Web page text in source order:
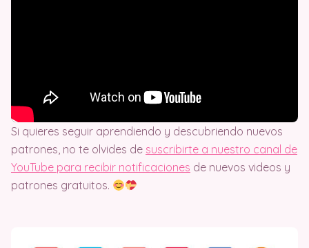
Si quieres seguir aprendiendo y descubriendo nuevos
patrones, no te olvides de suscribirte a nuestro canal de
YouTube para recibir notificaciones de nuevos videos y
patrones gratuitos.